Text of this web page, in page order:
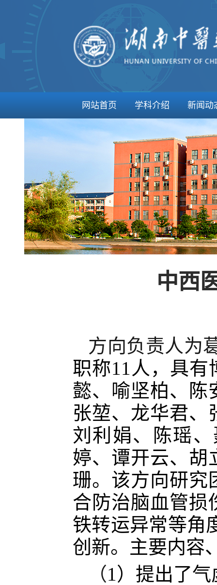
网站首页 学科介绍 新闻动
中西
方向负责人为
职称11人，具有
懿、喻坚柏、陈
张堃、龙华君、
刘利娟、陈瑶
婷、谭开云、胡
珊。该方向研究
合防治脑血管损
铁转运异常等角
创新。主要内容
（1）提出了